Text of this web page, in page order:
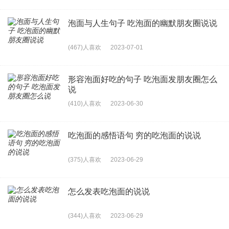
泡面与人生句子 吃泡面的幽默朋友圈说说
(467)人喜欢 2023-07-01
形容泡面好吃的句子 吃泡面发朋友圈怎么
说
(410)人喜欢 2023-06-30
吃泡面的感悟语句 穷的吃泡面的说说
(375)人喜欢 2023-06-29
怎么发表吃泡面的说说
(344)人喜欢 2023-06-29